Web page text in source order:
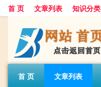
首 页 文章列表 知识分类
首 页 文章列表